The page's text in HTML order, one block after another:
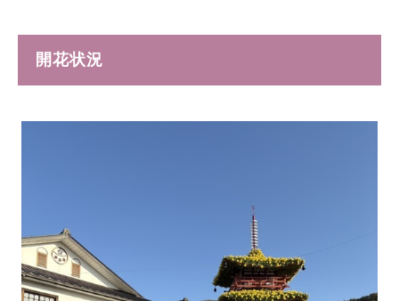
開花状況